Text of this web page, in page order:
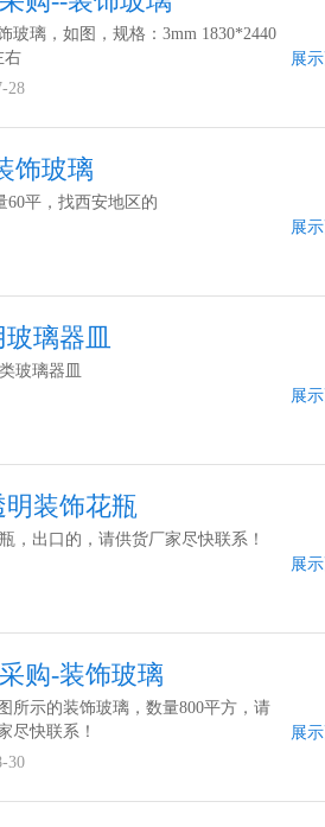
玻璃，如图，规格：3mm 1830*2440
右
展
28
饰玻璃
60平，找西安地区的
展
璃器皿
玻璃器皿
展
装饰花瓶
，出口的，请供货厂家尽快联系！
展
购-装饰玻璃
所示的装饰玻璃，数量800平方，请
尽快联系！
展
30